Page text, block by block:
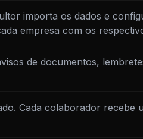
importa os dados e
empresa com os
de documentos,
Cada colaborador recebe